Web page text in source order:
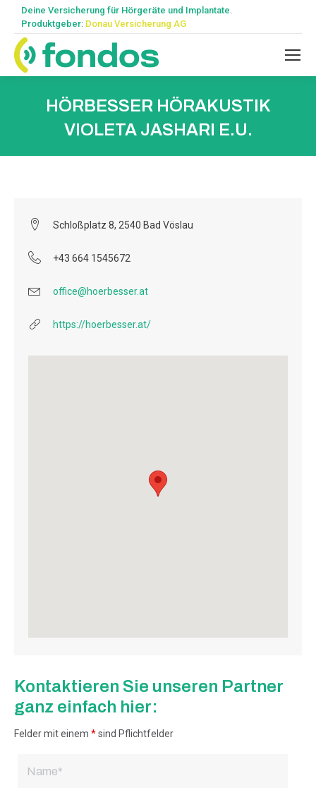
Deine Versicherung für Hörgeräte und Implantate.
Produktgeber: Donau Versicherung AG
HÖRBESSER HÖRAKUSTIK
VIOLETA JASHARI E.U.
Kontaktieren Sie unseren Partner
ganz einfach hier:
Felder mit einem *sind Pflichtfelder
Schloßplatz 8, 2540 Bad Vöslau
+43 664 1545672
office@hoerbesser.at
https://hoerbesser.at/